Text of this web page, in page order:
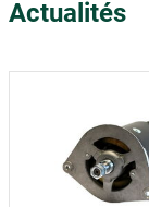
Actualités